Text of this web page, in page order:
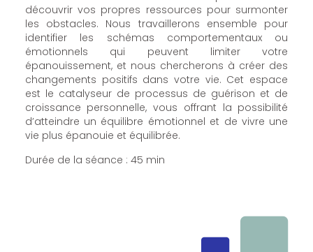
découvrir vos propres ressources pour surmonter
les obstacles. Nous travaillerons ensemble pour
identifier les schémas comportementaux ou
émotionnels qui peuvent limiter votre
épanouissement, et nous chercherons à créer des
changements positifs dans votre vie. Cet espace
est le catalyseur de processus de guérison et de
croissance personnelle, vous offrant la possibilité
d’atteindre un équilibre émotionnel et de vivre une
vie plus épanouie et équilibrée.
Durée de la séance : 45 min